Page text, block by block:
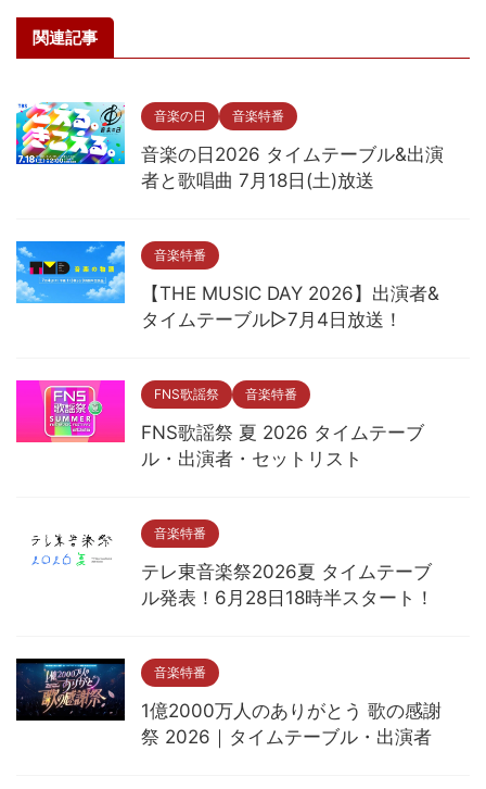
関連記事
音楽の日 音楽特番
音楽の日2026 タイムテーブル&出演
者と歌唱曲 7月18日(土)放送
音楽特番
【THE MUSIC DAY 2026】出演者&
タイムテーブル▷7月4日放送！
FNS歌謡祭 音楽特番
FNS歌謡祭 夏 2026 タイムテーブ
ル・出演者・セットリスト
音楽特番
テレ東音楽祭2026夏 タイムテーブ
ル発表！6月28日18時半スタート！
音楽特番
1億2000万人のありがとう 歌の感謝
祭 2026｜タイムテーブル・出演者